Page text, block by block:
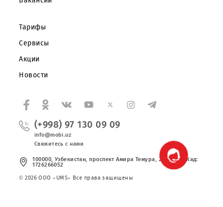
О компании
Партнерам
Правовая информация
Публичная оферта
Вакансии
Тарифы
Сервисы
Акции
Новости